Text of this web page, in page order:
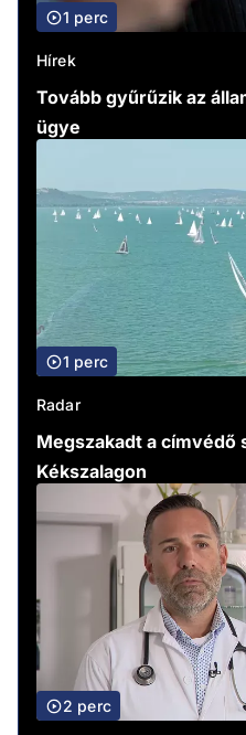
1 perc
Hírek
Tovább gyűrűzik az
ügye
1 perc
Radar
Megszakadt a címvédő
Kékszalagon
2 perc